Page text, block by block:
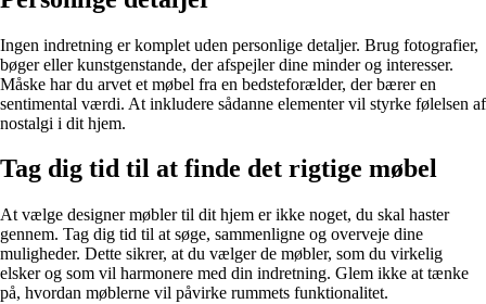
Ingen indretning er komplet uden personlige detaljer. Brug fotografier,
bøger eller kunstgenstande, der afspejler dine minder og interesser.
Måske har du arvet et møbel fra en bedsteforælder, der bærer en
sentimental værdi. At inkludere sådanne elementer vil styrke følelsen af
nostalgi i dit hjem.
Tag dig tid til at finde det rigtige møbel
At vælge designer møbler til dit hjem er ikke noget, du skal haster
gennem. Tag dig tid til at søge, sammenligne og overveje dine
muligheder. Dette sikrer, at du vælger de møbler, som du virkelig
elsker og som vil harmonere med din indretning. Glem ikke at tænke
på, hvordan møblerne vil påvirke rummets funktionalitet.